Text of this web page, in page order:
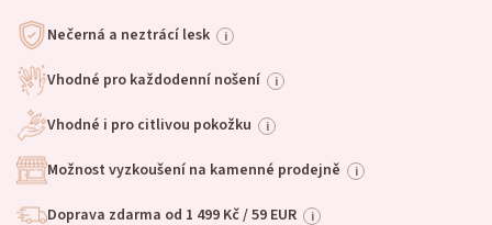
Nečerná a neztrácí lesk i
Vhodné pro každodenní nošení i
Vhodné i pro citlivou pokožku i
Možnost vyzkoušení na kamenné prodejně i
Doprava zdarma od 1 499 Kč / 59 EUR i